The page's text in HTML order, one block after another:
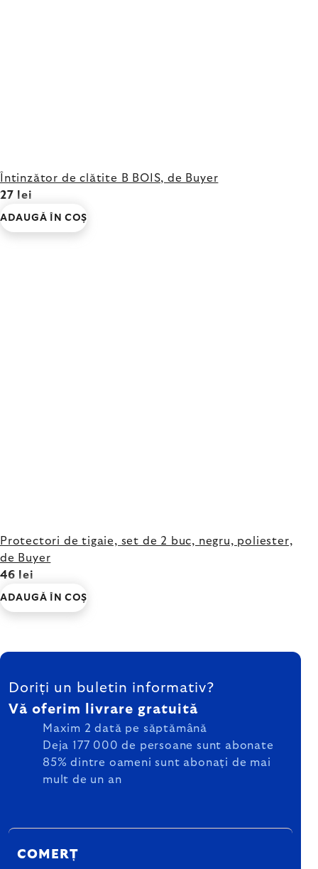
Întinzător de clătite B BOIS, de Buyer
27 lei
ADAUGĂ ÎN COŞ
Protectori de tigaie, set de 2 buc, negru, poliester,
de Buyer
46 lei
ADAUGĂ ÎN COŞ
SUBSOL
Doriți un buletin informativ?
Vă oferim livrare gratuită
Maxim 2 dată pe săptămână
Deja 177 000 de persoane sunt abonate
85% dintre oameni sunt abonați de mai
mult de un an
COMERȚ